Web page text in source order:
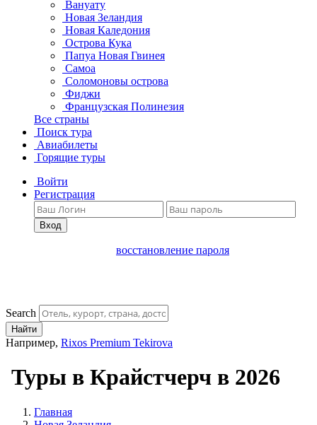
Вануату
Новая Зеландия
Новая Каледония
Острова Кука
Папуа Новая Гвинея
Самоа
Соломоновы острова
Фиджи
Французская Полинезия
Все страны
Поиск тура
Авиабилеты
Горящие туры
Войти
Регистрация
Вход
восстановление пароля
Search
Найти
Например, Rixos Premium Tekirova
Туры в Крайстчерч в 2026
Главная